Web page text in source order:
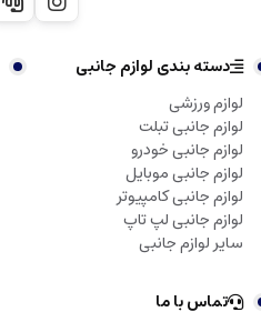
دسته بندی لوازم جانبی
لوازم ورزشی
لوازم جانبی تبلت
لوازم جانبی خودرو
لوازم جانبی موبایل
لوازم جانبی کامپیوتر
لوازم جانبی لپ تاپ
سایر لوازم جانبی
تماس با ما